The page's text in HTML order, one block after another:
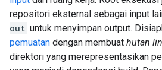
repositori eksternal sebagai input
out untuk menyimpan output.
pemuatan dengan membuat hutan
direktori yang merepresentasikan